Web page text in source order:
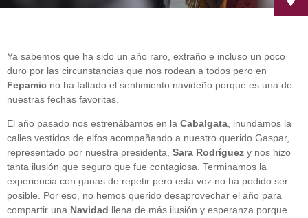
Ya sabemos que ha sido un año raro, extraño e incluso un poco
duro por las circunstancias que nos rodean a todos pero en
Fepamic no ha faltado el sentimiento navideño porque es una de
nuestras fechas favoritas.
El año pasado nos estrenábamos en la Cabalgata, inundamos la
calles vestidos de elfos acompañando a nuestro querido Gaspar,
representado por nuestra presidenta, Sara Rodríguez y nos hizo
tanta ilusión que seguro que fue contagiosa. Terminamos la
experiencia con ganas de repetir pero esta vez no ha podido ser
posible. Por eso, no hemos querido desaprovechar el año para
compartir una Navidad llena de más ilusión y esperanza porque